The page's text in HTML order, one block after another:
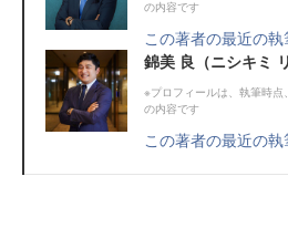
の内容です
この著者の最近の
錦美 良（ニシキミ
※プロフィールは、執筆時
の内容です
この著者の最近の